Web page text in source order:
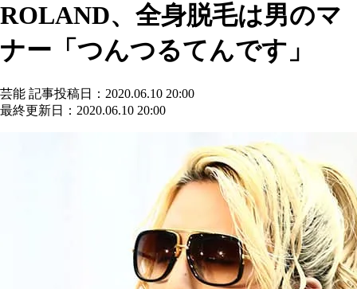
ROLAND、全身脱毛は男のマ
ナー「つんつるてんです」
芸能 記事投稿日：2020.06.10 20:00
最終更新日：2020.06.10 20:00